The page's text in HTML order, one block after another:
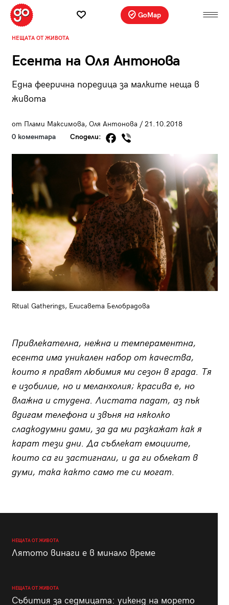
GoMap
НЕЩАТА ОТ ЖИВОТА
Есента на Оля Антонова
Една феерична поредица за малките неща в
живота
от Плами Максимова, Оля Антонова / 21.10.2018
0 коментара
Сподели:
Ritual Gatherings, Елисавета Белобрадова
Привлекателна, нежна и темпераментна,
есента има уникален набор от качества,
които я правят любимия ми сезон в града. Тя
е изобилие, но и меланхолия; красива е, но
влажна и студена. Листата падат, аз пък
вдигам телефона и звъня на няколко
сладкодумни дами, за да ми разкажат как я
карат тези дни. Да съблекат емоциите,
които са ги застигнали, и да ги облекат в
думи, така както само те си могат.
НЕЩАТА ОТ ЖИВОТА
Лятото винаги е в минало време
НЕЩАТА ОТ ЖИВОТА
Събития за седмицата: уикенд на морето